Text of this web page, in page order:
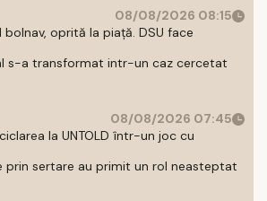
08/08/2026 08:15
oprită la piață. DSU face
s-a transformat intr-un caz cercetat
08/08/2026 07:45
la UNTOLD într-un joc cu
prin sertare au primit un rol neasteptat